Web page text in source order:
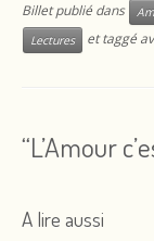
Billet publié dans
Lectures
et taggé
“L’Amour
A lire aussi